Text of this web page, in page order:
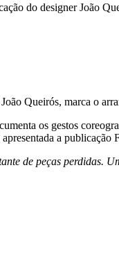
do designer João
Queirós, marca o
os gestos
a
de peças perdidas.